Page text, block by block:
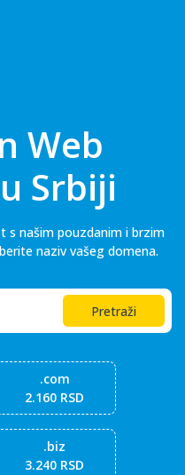
Web
Srbiji
s našim pouzdanim i brzim
naziv vašeg domena.
Pretraži
.com
2.160 RSD
.biz
3.240 RSD